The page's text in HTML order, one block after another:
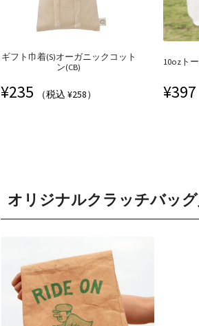
ギフト巾着(S)オーガニックコット
ン(CB)
¥235 （税込 ¥258）
10ozト
¥397
オリジナルクラッチバッ